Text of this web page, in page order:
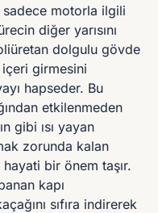
motorla ilgili
diğer yarısını
dolgulu gövde
içeri girmesini
hapseder. Bu
etkilenmeden
gibi ısı yayan
zorunda kalan
bir önem taşır.
kapı
sıfıra indirerek